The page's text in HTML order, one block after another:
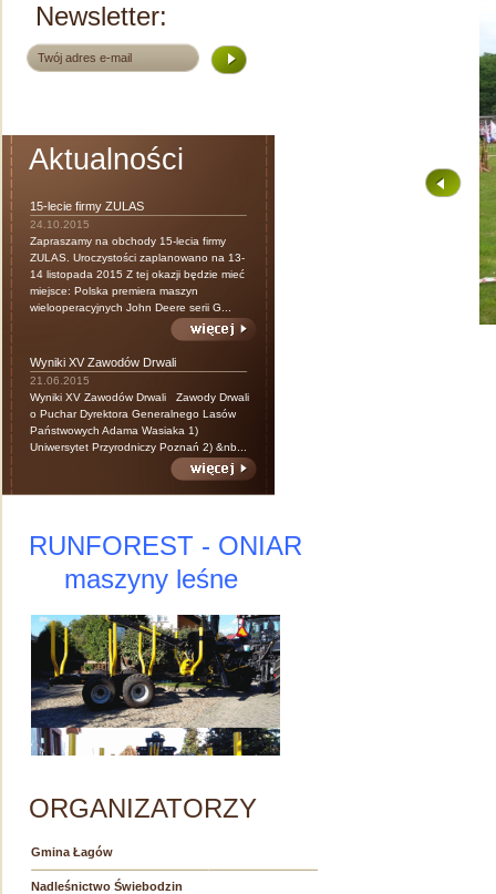
Newsletter:
Aktualności
15-lecie firmy ZULAS
24.10.2015
Zapraszamy na obchody 15-lecia firmy
ZULAS. Uroczystości zaplanowano na 13-
14 listopada 2015 Z tej okazji będzie mieć
miejsce: Polska premiera maszyn
wielooperacyjnych John Deere serii G...
Wyniki XV Zawodów Drwali
21.06.2015
Wyniki XV Zawodów Drwali Zawody Drwali
o Puchar Dyrektora Generalnego Lasów
Państwowych Adama Wasiaka 1)
Uniwersytet Przyrodniczy Poznań 2) &nb...
RUNFOREST - ONIAR
maszyny leśne
ORGANIZATORZY
Gmina Łagów
Nadleśnictwo Świebodzin